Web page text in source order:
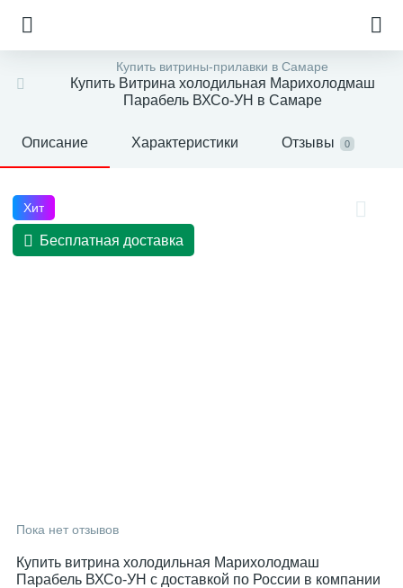
Купить витрины-прилавки в Самаре
Купить Витрина холодильная Марихолодмаш
Парабель ВХСо-УН в Самаре
Описание Характеристики Отзывы 0
Хит
Бесплатная доставка
Пока нет отзывов
Купить витрина холодильная Марихолодмаш
Парабель ВХСо-УН с доставкой по России в компании